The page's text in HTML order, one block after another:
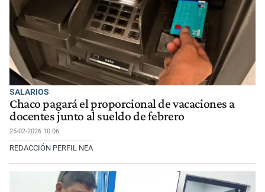
SALARIOS
Chaco pagará el proporcional de vacaciones a
docentes junto al sueldo de febrero
25-02-2026 10:06
REDACCIÓN PERFIL NEA